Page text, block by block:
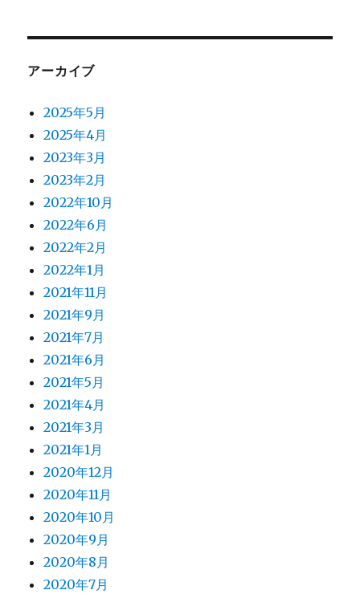
アーカイブ
2025年5月
2025年4月
2023年3月
2023年2月
2022年10月
2022年6月
2022年2月
2022年1月
2021年11月
2021年9月
2021年7月
2021年6月
2021年5月
2021年4月
2021年3月
2021年1月
2020年12月
2020年11月
2020年10月
2020年9月
2020年8月
2020年7月